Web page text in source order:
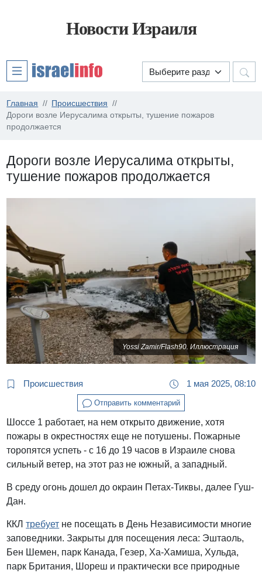
Новости Израиля
Главная
Происшествия
Дороги возле Иерусалима открыты, тушение пожаров
продолжается
Дороги возле Иерусалима открыты,
тушение пожаров продолжается
Yossi Zamir/Flash90. Иллюстрация
Происшествия 1 мая 2025, 08:10
Отправить комментарий
Шоссе 1 работает, на нем открыто движение, хотя
пожары в окрестностях еще не потушены. Пожарные
торопятся успеть - с 16 до 19 часов в Израиле снова
сильный ветер, на этот раз не южный, а западный.
В среду огонь дошел до окраин Петах-Тиквы, далее Гуш-
Дан.
ККЛтребует не посещать в День Независимости многие
заповедники. Закрыты для посещения леса: Эштаоль,
Бен Шемен, парк Канада, Гезер, Ха-Хамиша, Хульда,
парк Британия, Шореш и практически все природные